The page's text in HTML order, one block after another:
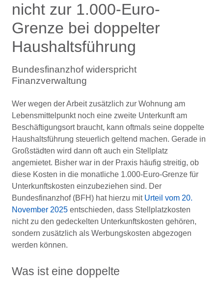
nicht zur 1.000-Euro-
Grenze bei doppelter
Haushaltsführung
Bundesfinanzhof widerspricht
Finanzverwaltung
Wer wegen der Arbeit zusätzlich zur Wohnung am
Lebensmittelpunkt noch eine zweite Unterkunft am
Beschäftigungsort braucht, kann oftmals seine doppelte
Haushaltsführung steuerlich geltend machen. Gerade in
Großstädten wird dann oft auch ein Stellplatz
angemietet. Bisher war in der Praxis häufig streitig, ob
diese Kosten in die monatliche 1.000-Euro-Grenze für
Unterkunftskosten einzubeziehen sind. Der
Bundesfinanzhof (BFH) hat hierzu mit Urteil vom 20.
November 2025 entschieden, dass Stellplatzkosten
nicht zu den gedeckelten Unterkunftskosten gehören,
sondern zusätzlich als Werbungskosten abgezogen
werden können.
Was ist eine doppelte